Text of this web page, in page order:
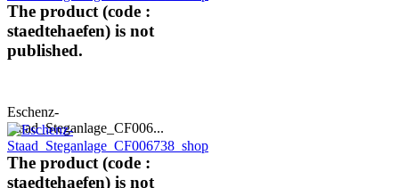
The product (code :
staedtehaefen) is not
published.
Eschenz-
Staad_Steganlage_CF006...
The product (code :
staedtehaefen) is not